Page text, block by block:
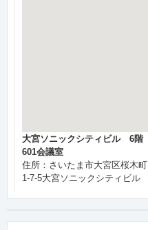
大宮ソニックシティビル 6階
601会議室
住所：さいたま市大宮区桜木町
1-7-5大宮ソニックシティビル